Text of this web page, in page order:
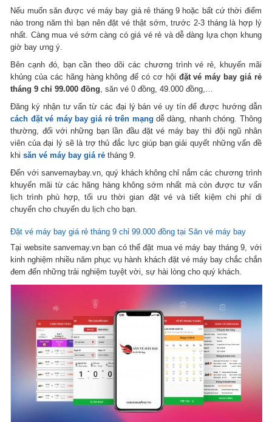
Nếu muốn săn được vé máy bay giá rẻ tháng 9 hoặc bất cứ thời điểm
nào trong năm thì bạn nên đặt vé thật sớm, trước 2-3 tháng là hợp lý
nhất. Càng mua vé sớm càng có giá vé rẻ và dễ dàng lựa chọn khung
giờ bay ưng ý.
Bên cạnh đó, bạn cần theo dõi các chương trình vé rẻ, khuyến mãi
khủng của các hãng hàng không để có cơ hội đặt vé máy bay giá rẻ
tháng 9 chỉ 99.000 đồng , săn vé 0 đồng, 49.000 đồng,…
Đăng ký nhận tư vấn từ các đại lý bán vé uy tín để được hướng dẫn
cách đặt vé máy bay giá rẻ trên mạng dễ dàng, nhanh chóng. Thông
thường, đối với những bạn lần đầu đặt vé máy bay thì đội ngũ nhân
viên của đại lý sẽ là trợ thủ đắc lực giúp bạn giải quyết những vấn đề
khisăn vé máy bay giá rẻ tháng 9.
Đến với sanvemaybay.vn, quý khách không chỉ nắm các chương trình
khuyến mãi từ các hãng hàng không sớm nhất mà còn được tư vấn
lịch trình phù hợp, tối ưu thời gian đặt vé và tiết kiệm chi phí di
chuyển cho chuyến du lịch cho bạn.
Đặt vé máy bay giá rẻ tháng 9 chỉ 99.000 đồng tại Săn vé máy bay
Tại website sanvemay.vn bạn có thể đặt mua vé máy bay tháng 9, với
kinh nghiệm nhiều năm phục vụ hành khách đặt vé máy bay chắc chắn
đem đến những trải nghiệm tuyệt vời, sự hài lòng cho quý khách.